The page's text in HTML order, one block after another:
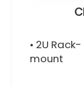
• 2U Rack-
mount